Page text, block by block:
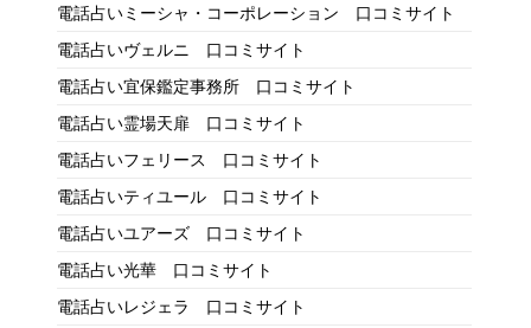
電話占いミーシャ・コーポレーション 口コミサイト
電話占いヴェルニ 口コミサイト
電話占い宜保鑑定事務所 口コミサイト
電話占い霊場天扉 口コミサイト
電話占いフェリース 口コミサイト
電話占いティユール 口コミサイト
電話占いユアーズ 口コミサイト
電話占い光華 口コミサイト
電話占いレジェラ 口コミサイト